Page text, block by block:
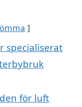
specialiserat
för luft